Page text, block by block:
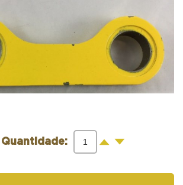
Quantidade: + -